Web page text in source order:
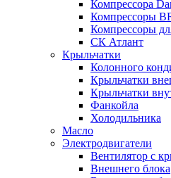
Компрессора
Компрессоры
Компрессоры
СК Атлант
Крыльчатки
Колонного
Крыльчатки
Крыльчатки
Фанкойла
Холодильника
Масло
Электродвигатели
Вентилятор с
Внешнего блока